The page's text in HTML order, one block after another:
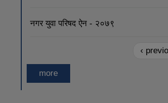
नगर युवा परिषद ऐन - २०७९
‹
more